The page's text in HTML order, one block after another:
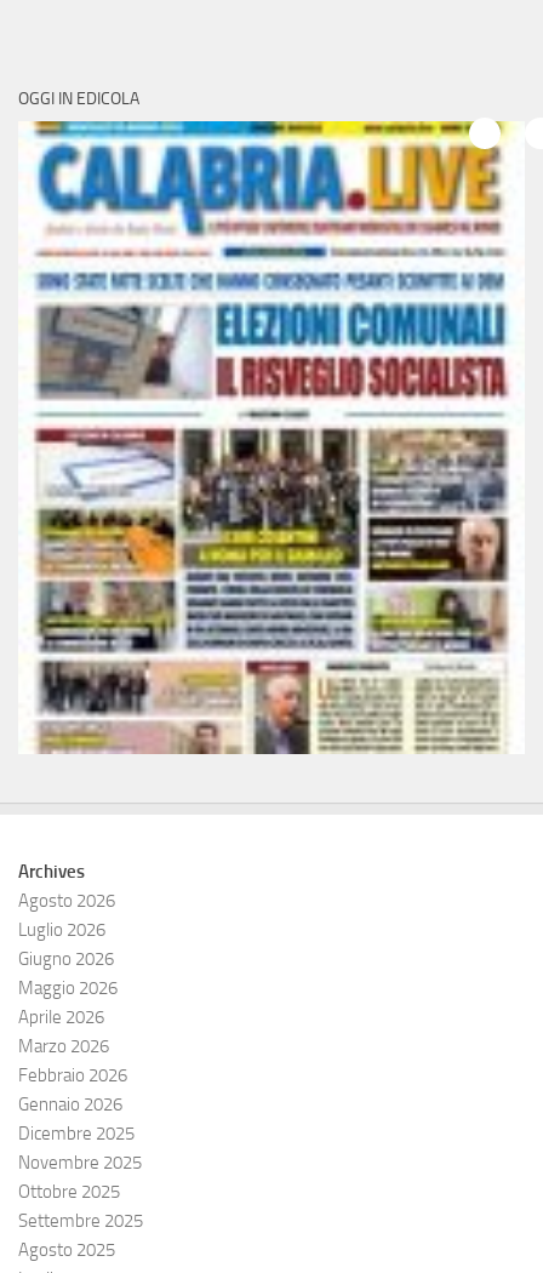
OGGI IN EDICOLA
Archives
Agosto 2026
Luglio 2026
Giugno 2026
Maggio 2026
Aprile 2026
Marzo 2026
Febbraio 2026
Gennaio 2026
Dicembre 2025
Novembre 2025
Ottobre 2025
Settembre 2025
Agosto 2025